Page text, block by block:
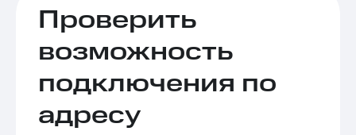
Проверить
возможность
подключения по
адресу